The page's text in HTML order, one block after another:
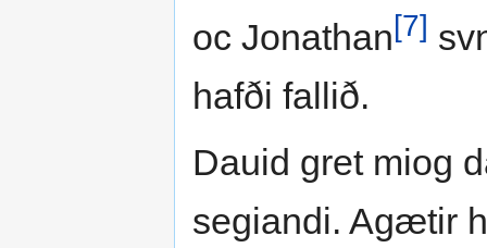
oc Jonathan[7]
hafði fallið.
Dauid gret miog
segiandi. Agætir